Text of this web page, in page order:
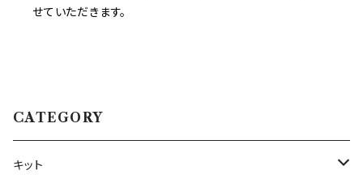
せていただきます。
CATEGORY
キット